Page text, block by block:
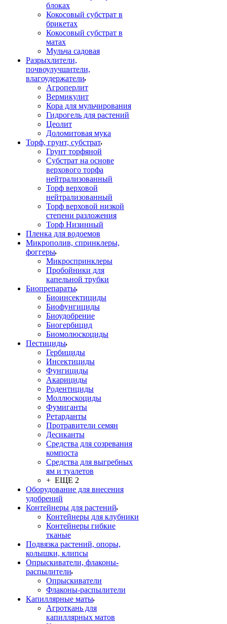
блоках
Кокосовый субстрат в
брикетах
Кокосовый субстрат в
матах
Мульча садовая
Разрыхлители,
почвоулучшители,
влагоудержатели
Агроперлит
Вермикулит
Кора для мульчирования
Гидрогель для растений
Цеолит
Доломитовая мука
Торф, грунт, субстрат
Грунт торфяной
Субстрат на основе
верхового торфа
нейтрализованный
Торф верховой
нейтрализованный
Торф верховой низкой
степени разложения
Торф Низинный
Пленка для водоемов
Микрополив, спринклеры,
фоггеры
Микроспринклеры
Пробойники для
капельной трубки
Биопрепараты
Биоинсектициды
Биофунгициды
Биоудобрение
Биогербицид
Биомолюскоциды
Пестициды
Гербициды
Инсектициды
Фунгициды
Акарициды
Родентициды
Моллюскоциды
Фумиганты
Ретарданты
Протравители семян
Десиканты
Средства для созревания
компоста
Средства для выгребных
ям и туалетов
+ ЕЩЕ 2
Оборудование для внесения
удобрений
Контейнеры для растений
Контейнеры для клубники
Контейнеры гибкие
тканые
Подвязка растений, опоры,
колышки, клипсы
Опрыскиватели, флаконы-
распылители
Опрыскиватели
Флаконы-распылители
Капиллярные маты
Агроткань для
капиллярных матов